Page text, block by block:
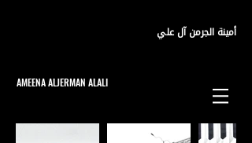
أمينة الجرمن آل علي
AMEENA ALJERMAN ALALI